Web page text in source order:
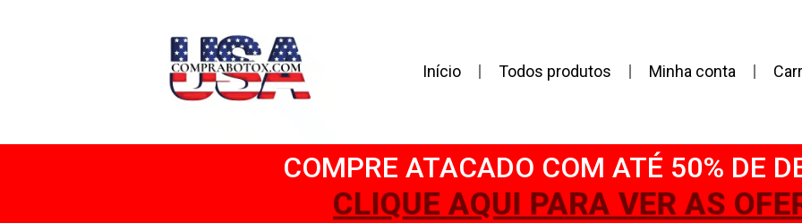
Início Todos produtos Minha conta
COMPRE ATACADO COM ATÉ 50% DE
CLIQUE AQUI PARA VER AS